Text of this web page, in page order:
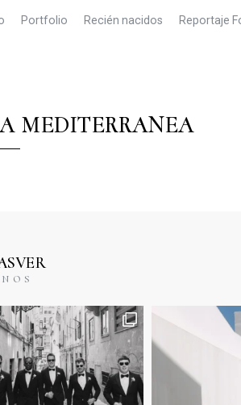
Portfolio Recién nacidos Reportaje
MEDITERRANEA